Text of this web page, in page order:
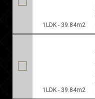
1LDK - 39.84m2
1LDK - 39.84m2